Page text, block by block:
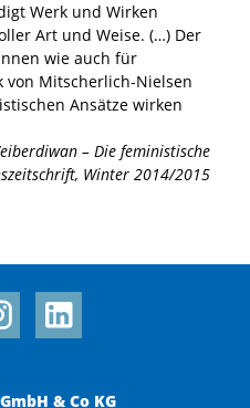
Werk und Wirken
Art und Weise. (…) Der
wie auch für
von Mitscherlich‐Nielsen
Ansätze wirken
– Die feministische
Winter 2014/2015
& Co KG